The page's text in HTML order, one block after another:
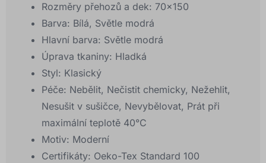
Rozměry přehozů a dek: 70x150
Barva: Bílá, Světle modrá
Hlavní barva: Světle modrá
Úprava tkaniny: Hladká
Styl: Klasický
Péče: Nebělit, Nečistit chemicky, Nežehlit,
Nesušit v sušičce, Nevybělovat, Prát při
maximální teplotě 40°C
Motiv: Moderní
Certifikáty: Oeko-Tex Standard 100